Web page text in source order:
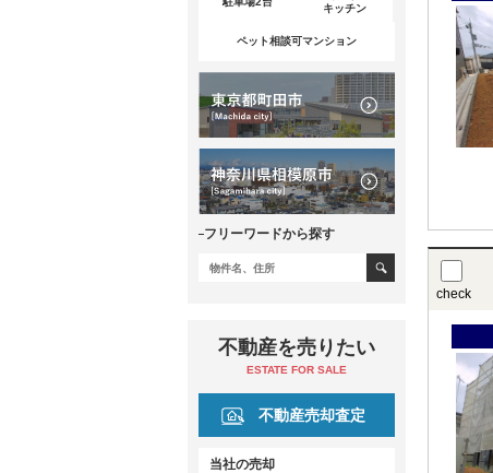
check
キッチン
ペット相談可マンション
フリーワードから探す
不動産を売りたい
ESTATE FOR SALE
不動産売却査定
当社の売却